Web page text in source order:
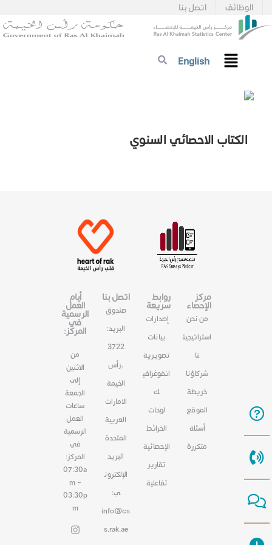
اتصل بنا الوظائف
English
الكتاب الاحصائي السنوي
مركز
الإحصاء
من نحن
استراتيجيت
نا
شركاؤنا
خريطة
الموقع
أسئلة
متكررة
روابط
سريعة
إصدارات
بيانات
تصويرية
انفوغرافي
ك
لوحات
الخرائط
الإحصائية
تقارير
تفاعلية
اتصل بنا
صندوق
البريد:
3722
،رأس
الخيمة
الامارات
العربية
المتحدة
البريد
الإلكترون
ي:
info@cs
s.rak.ae
أيام
العمل
الرسمية
في
المركز:
من
الاثنين
إلى
الجمعة
ساعات
العمل
الرسمية
في
المركز:
07:30a
m –
03:30p
m